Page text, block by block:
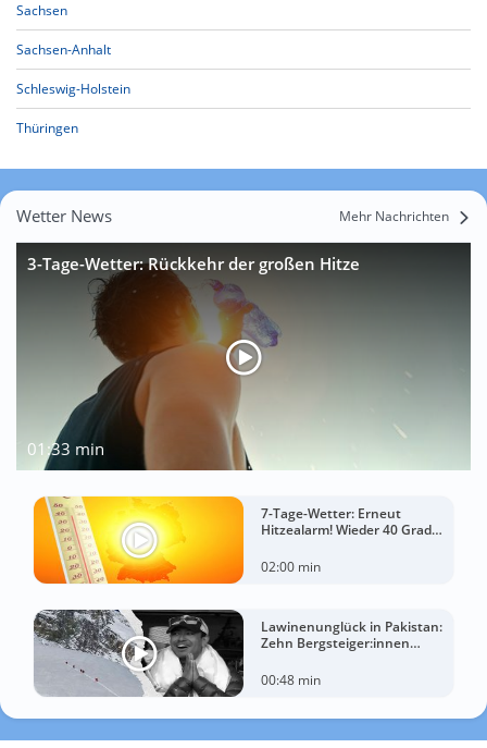
Sachsen
Sachsen-Anhalt
Schleswig-Holstein
Thüringen
Wetter News Mehr Nachrichten
3-Tage-Wetter: Rückkehr der großen Hitze
01:33 min
7-Tage-Wetter: Erneut
Hitzealarm! Wieder 40 Grad
02:00 min
Lawinenunglück in Pakistan:
Zehn Bergsteiger:innen
00:48 min